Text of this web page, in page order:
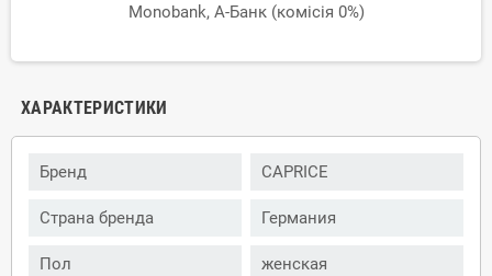
Monobank, А-Банк (комісія 0%)
ХАРАКТЕРИСТИКИ
Бренд CAPRICE
Страна бренда Германия
Пол женская